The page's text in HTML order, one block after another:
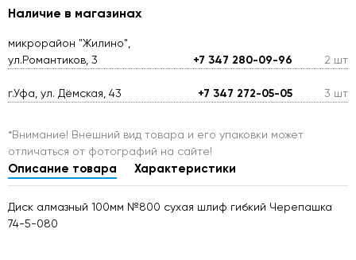
Наличие в магазинах
микрорайон "Жилино",
ул.Романтиков, 3
+7 347 280-09-96 2 шт
г.Уфа, ул. Дёмская, 43 +7 347 272-05-05 3 шт
*Внимание! Внешний вид товара и его упаковки может
отличаться от фотографий на сайте!
Описание товара Характеристики
Диск алмазный 100мм №800 сухая шлиф гибкий Черепашка
74-5-080